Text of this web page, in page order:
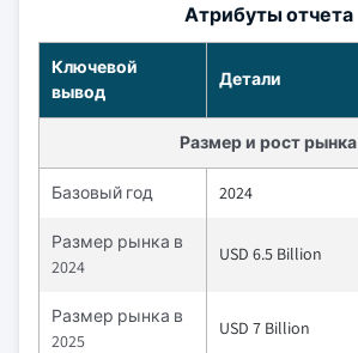
Атрибуты отчета
Ключевой
вывод
Детали
Размер и рост рынка
Базовый год 2024
Размер рынка в
2024
USD 6.5 Billion
Размер рынка в
2025
USD 7 Billion